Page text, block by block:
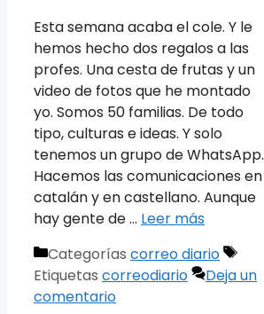
Esta semana acaba el cole. Y le
hemos hecho dos regalos a las
profes. Una cesta de frutas y un
video de fotos que he montado
yo. Somos 50 familias. De todo
tipo, culturas e ideas. Y solo
tenemos un grupo de WhatsApp.
Hacemos las comunicaciones en
catalán y en castellano. Aunque
hay gente de … Leer más
Categorías correo diario
Etiquetas correodiario
Deja un
comentario